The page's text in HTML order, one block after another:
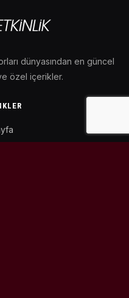
dünyasından en güncel
özel içerikler.